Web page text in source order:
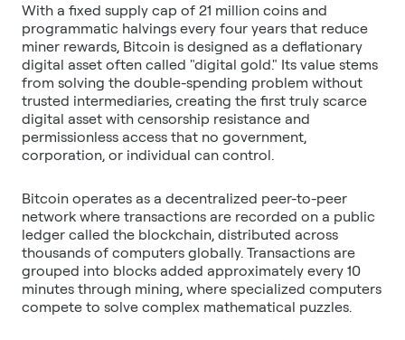
With a fixed supply cap of 21 million coins and
programmatic halvings every four years that reduce
miner rewards, Bitcoin is designed as a deflationary
digital asset often called "digital gold." Its value stems
from solving the double-spending problem without
trusted intermediaries, creating the first truly scarce
digital asset with censorship resistance and
permissionless access that no government,
Bitcoin operates as a decentralized peer-to-peer
network where transactions are recorded on a public
ledger called the blockchain, distributed across
thousands of computers globally. Transactions are
grouped into blocks added approximately every 10
minutes through mining, where specialized computers